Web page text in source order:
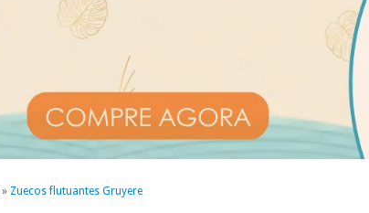
» Zuecos flutuantes Gruyere